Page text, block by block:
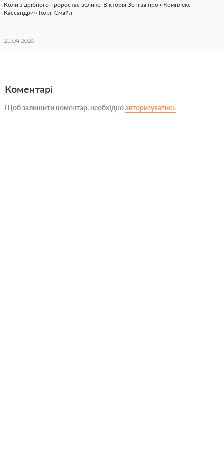
Коли з дрібного проростає велике. Вікторія Зенгва про «Комплекс
Кассандри» Голлі Смайл
21.04.2026
Коментарі
Щоб залишити коментар, необхідноавторизуватись